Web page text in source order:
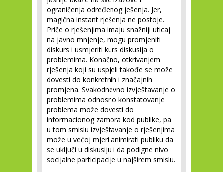
ograničenja određenog ješenja. Jer,
magična instant rješenja ne postoje.
Priče o rješenjima imaju snažniji uticaj
na javno mnjenje, mogu promjeniti
diskurs i usmjeriti kurs diskusija o
problemima. Konačno, otkrivanjem
rješenja koji su uspjeli takođe se može
dovesti do konkretnih i značajnih
promjena. Svakodnevno izvještavanje o
problemima odnosno konstatovanje
problema može dovesti do
informacionog zamora kod publike, pa
u tom smislu izvještavanje o rješenjima
može u većoj mjeri animirati publiku da
se uključi u diskusiju i da podigne nivo
socijalne participacije u najširem smislu.